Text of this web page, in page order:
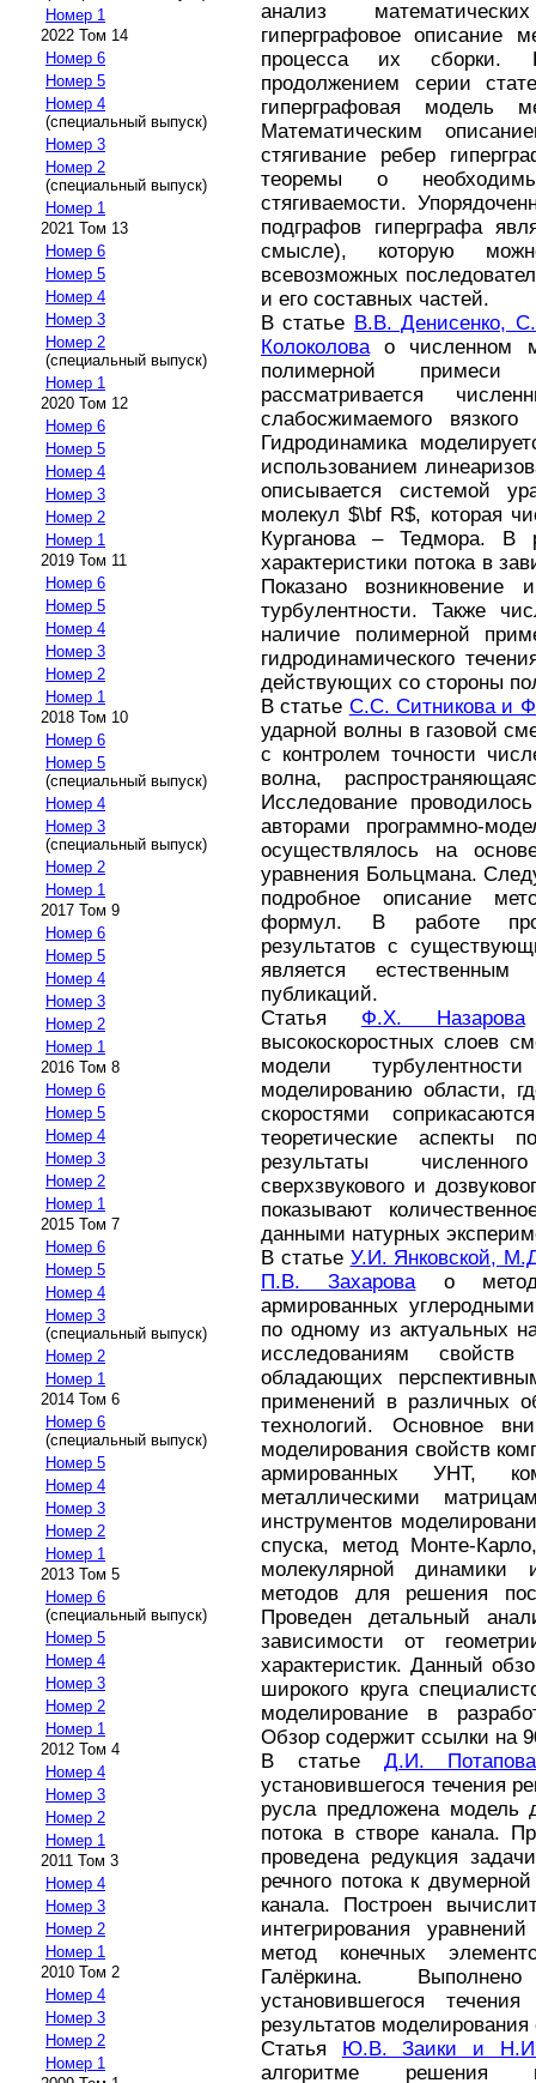
Номер 1
2022 Том 14
Номер 6
Номер 5
Номер 4
(специальный выпуск)
Номер 3
Номер 2
(специальный выпуск)
Номер 1
2021 Том 13
Номер 6
Номер 5
Номер 4
Номер 3
Номер 2
(специальный выпуск)
Номер 1
2020 Том 12
Номер 6
Номер 5
Номер 4
Номер 3
Номер 2
Номер 1
2019 Том 11
Номер 6
Номер 5
Номер 4
Номер 3
Номер 2
Номер 1
2018 Том 10
Номер 6
Номер 5
(специальный выпуск)
Номер 4
Номер 3
(специальный выпуск)
Номер 2
Номер 1
2017 Том 9
Номер 6
Номер 5
Номер 4
Номер 3
Номер 2
Номер 1
2016 Том 8
Номер 6
Номер 5
Номер 4
Номер 3
Номер 2
Номер 1
2015 Том 7
Номер 6
Номер 5
Номер 4
Номер 3
(специальный выпуск)
Номер 2
Номер 1
2014 Том 6
Номер 6
(специальный выпуск)
Номер 5
Номер 4
Номер 3
Номер 2
Номер 1
2013 Том 5
Номер 6
(специальный выпуск)
Номер 5
Номер 4
Номер 3
Номер 2
Номер 1
2012 Том 4
Номер 4
Номер 3
Номер 2
Номер 1
2011 Том 3
Номер 4
Номер 3
Номер 2
Номер 1
2010 Том 2
Номер 4
Номер 3
Номер 2
Номер 1
анализ
гиперграфовое описание
процесса их сборки.
продолжением серии
гиперграфовая модель
Математическим
стягивание ребер
теоремы о
стягиваемости.
подграфов гиперграфа
смысле), которую
всевозможных
и его составных частей.
В статье В.В. Денисенко,
Колоколова
о численном
полимерной примеси
рассматривается
слабосжимаемого
Гидродинамика
использованием
описывается системой
молекул $\bf R$, которая
Курганова – Тедмора. В
характеристики потока в
Показано возникновение
турбулентности. Также
наличие полимерной
гидродинамического
действующих со стороны
В статье С.С. Ситникова и
ударной волны в газовой
с контролем точности
волна,
Исследование
авторами программно-
осуществлялось на
уравнения Больцмана.
подробное описание
формул. В работе
результатов с
является
публикаций.
Статья Ф.Х. Назарова
высокоскоростных слоев
модели
моделированию области,
скоростями
теоретические аспекты
результаты
сверхзвукового и
показывают
данными натурных
В статье У.И. Янковской,
П.В. Захарова
о
армированных
по одному из актуальных
исследованиям
обладающих
применений в различных
технологий. Основное
моделирования свойств
армированных УНТ,
металлическими
инструментов
спуска, метод Монте-
молекулярной динамики
методов для решения
Проведен детальный
зависимости от
характеристик. Данный
широкого круга
моделирование в
Обзор содержит ссылки на
В статье Д.И.
установившегося течения
русла предложена модель
потока в створе канала.
проведена редукция
речного потока к
канала. Построен
интегрирования
метод конечных
Галёркина.
установившегося
результатов
Статья Ю.В. Заики и Н.И.
алгоритме решения